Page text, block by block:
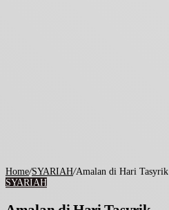
Home/SYARIAH/Amalan di Hari Tasyrik
SYARIAH